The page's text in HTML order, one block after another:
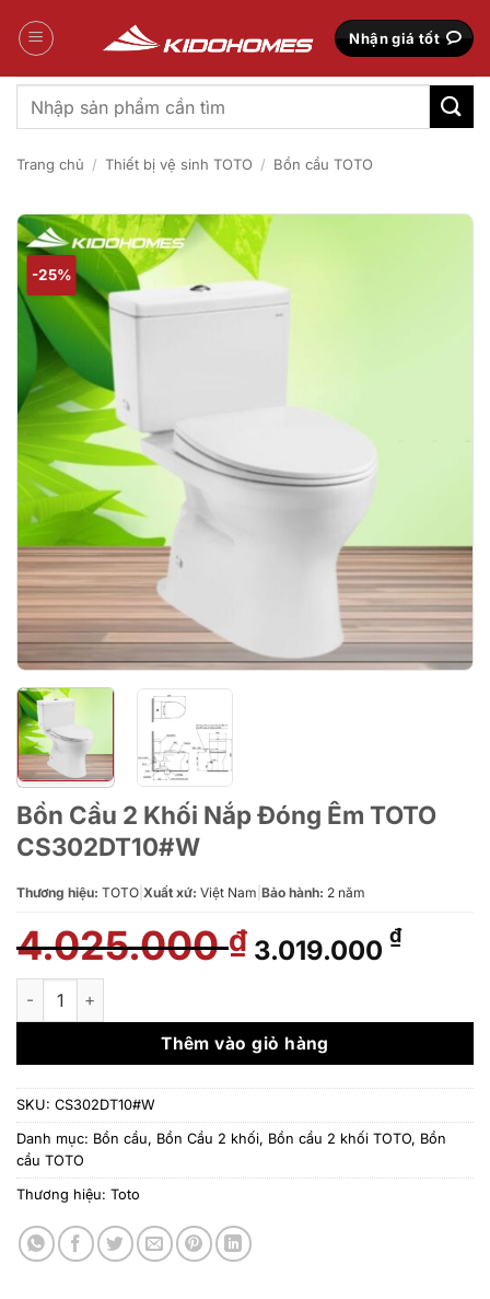
qua
Nhận giá tốt
Tìm
kiếm:
Trang chủ / Thiết bị vệ sinh TOTO / Bồn cầu TOTO
-25%
Bồn Cầu 2 Khối Nắp Đóng Êm TOTO
CS302DT10#W
Thương hiệu: TOTO Xuất xứ: Việt Nam Bảo hành: 2 năm
4.025.000₫ Giá
gốc
4.025.000 ₫.
3.019.000 ₫Giá
là:
Bồn Cầu 2 Khối Nắp Đóng Êm TOTO CS302DT10#W số lượng
Thêm vào giỏ hàng
SKU: CS302DT10#W
Danh mục: Bồn cầu, Bồn Cầu 2 khối, Bồn cầu 2 khối TOTO, Bồn
cầu TOTO
Thương hiệu: Toto